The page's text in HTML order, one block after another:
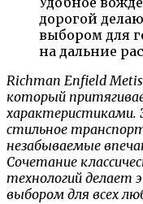
дорогой
выбором для
на дальние
Richman Enfield
который
характеристиками.
стильное
незабываемые
Сочетание
технологий
выбором для всех